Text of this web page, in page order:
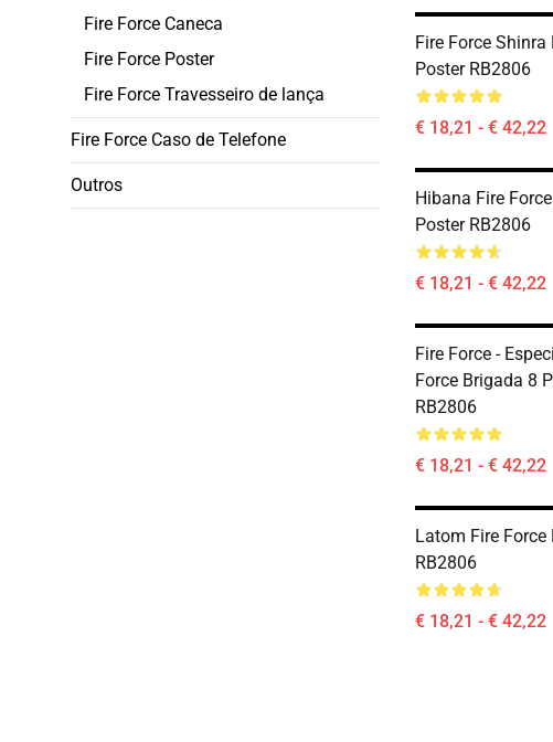
Fire Force Caneca
Fire Force Poster
Fire Force Travesseiro de lança
Fire Force Caso de Telefone
Outros
Fire Force Shinra
Poster RB2806
€ 18,21 - € 42,22
Hibana Fire
Poster RB2806
€ 18,21 - € 42,22
Fire Force -
Force Brigada 8
RB2806
€ 18,21 - € 42,22
Latom Fire Force
RB2806
€ 18,21 - € 42,22